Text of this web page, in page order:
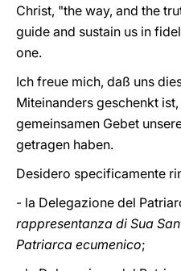
Christ, "the way, and the
guide and sustain us in
one.
Ich freue mich, daß uns
Miteinanders geschenkt
gemeinsamen Gebet
getragen haben.
Desidero specificamente
- la Delegazione del
rappresentanza di Sua
Patriarca ecumenico;